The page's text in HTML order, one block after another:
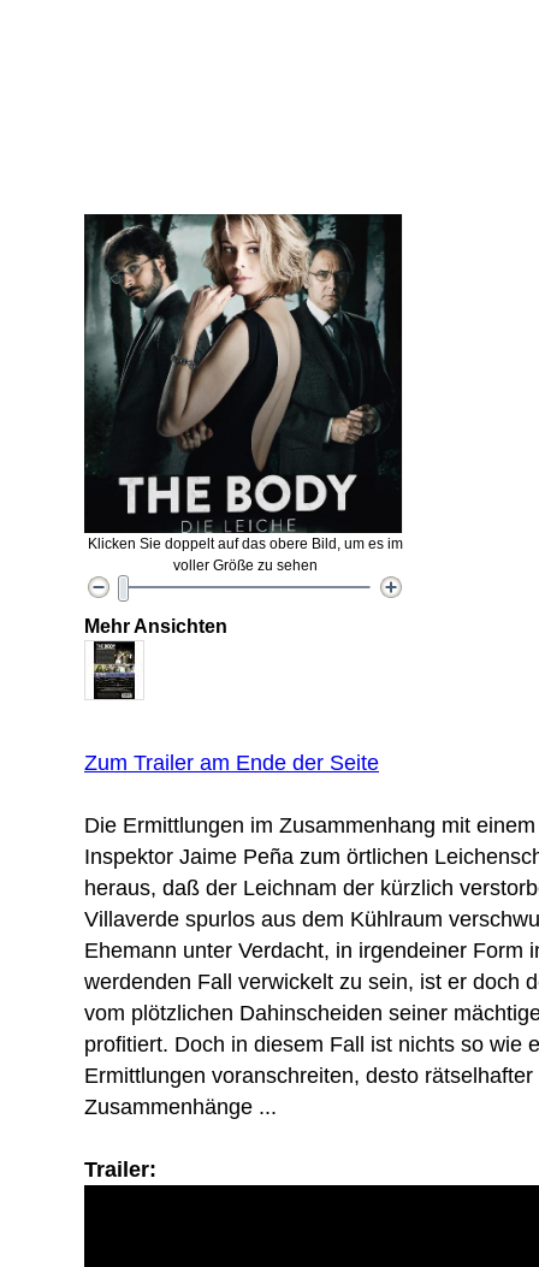
Klicken Sie doppelt auf das obere Bild, um es im
voller Größe zu sehen
Mehr Ansichten
Zum Trailer am Ende der Seite
Die Ermittlungen im Zusammenhang mit
Inspektor Jaime Peña zum örtlichen
heraus, daß der Leichnam der kürzlich
Villaverde spurlos aus dem Kühlraum
Ehemann unter Verdacht, in irgendeiner Form
werdenden Fall verwickelt zu sein, ist er doch
vom plötzlichen Dahinscheiden seiner
profitiert. Doch in diesem Fall ist nichts so wie
Ermittlungen voranschreiten, desto
Zusammenhänge ...
Trailer: